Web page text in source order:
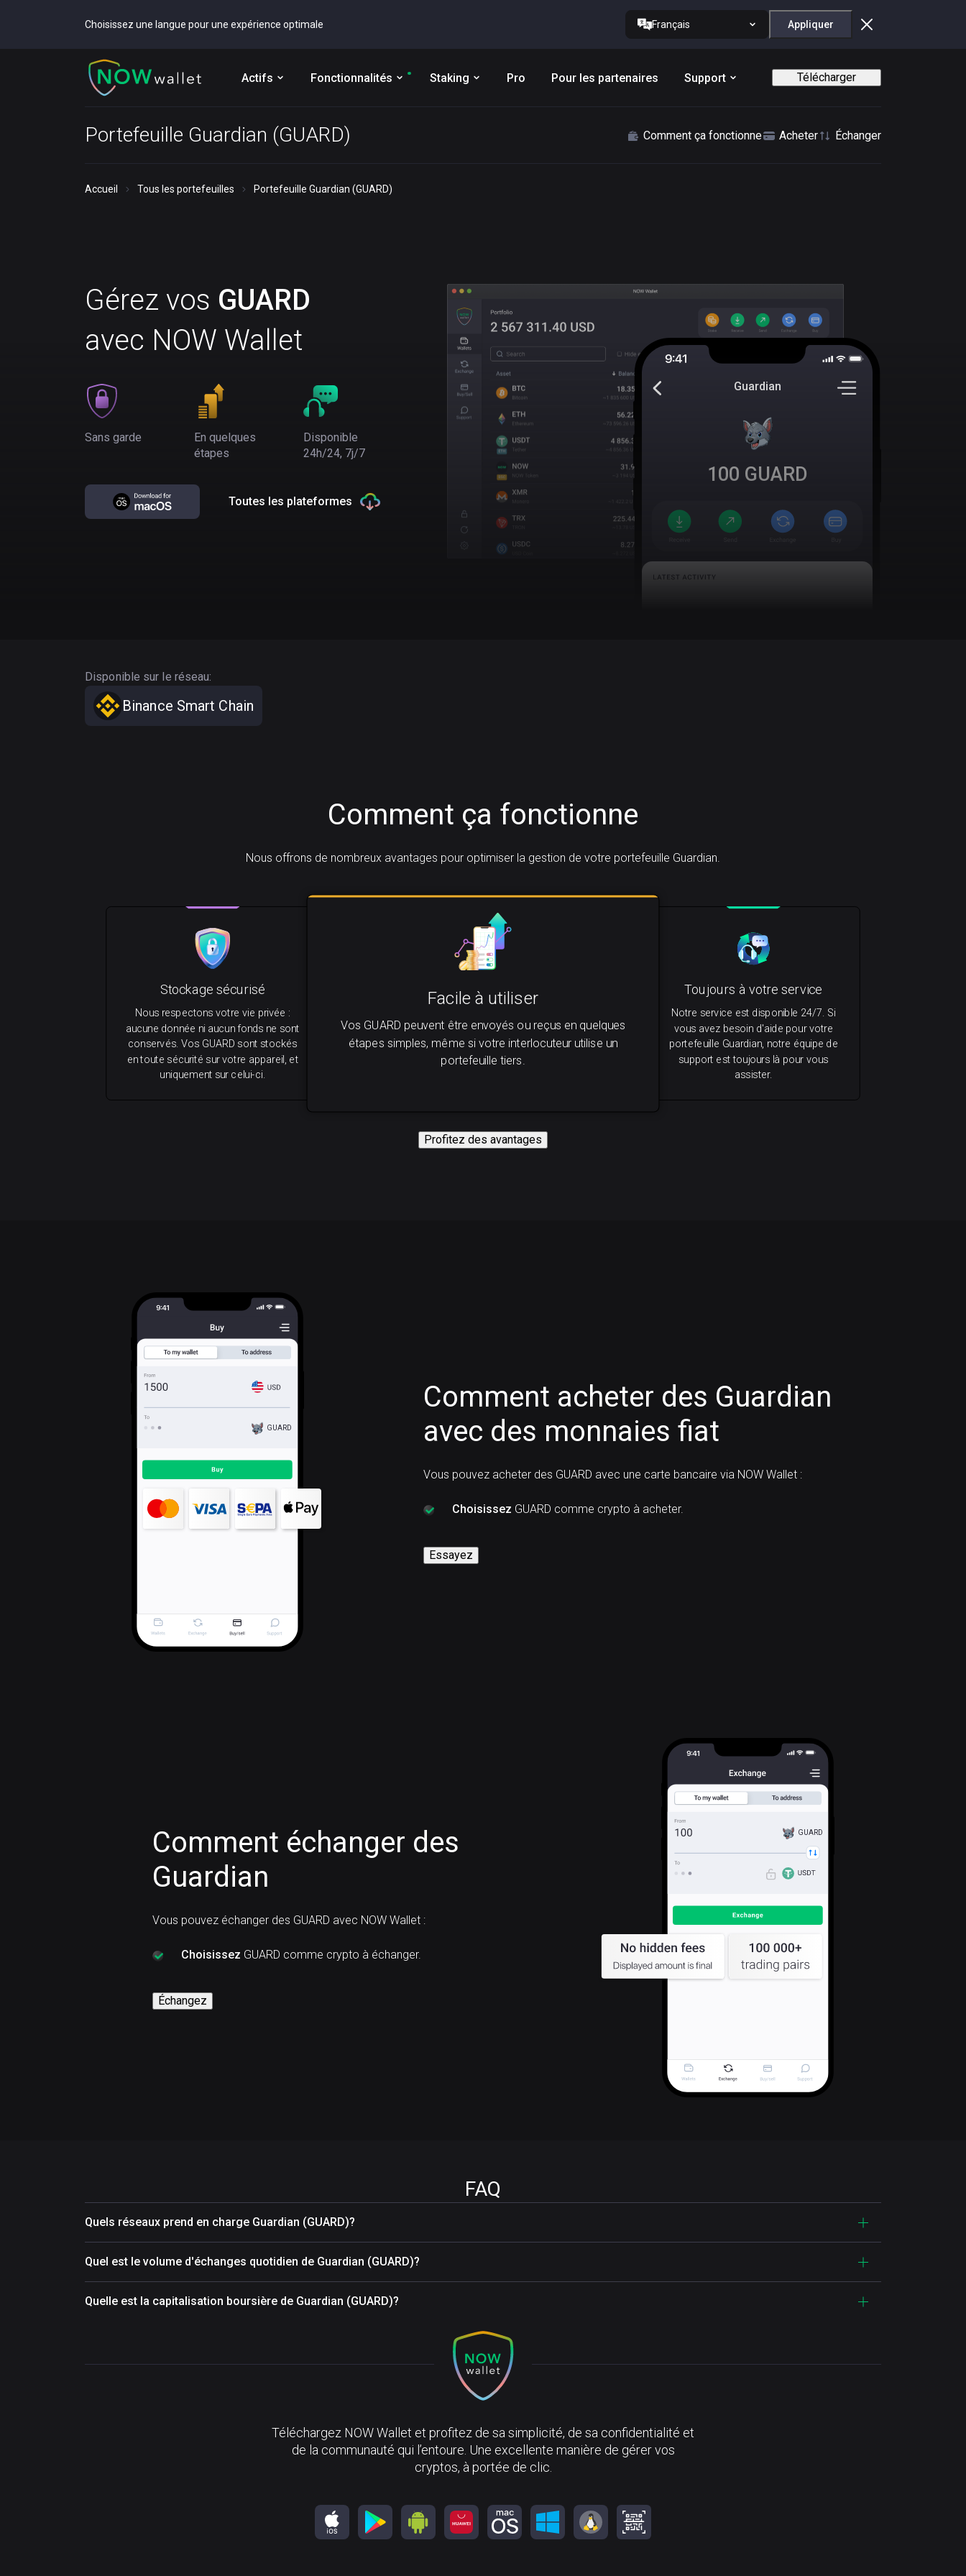
Choisissez une langue pour une expérience optimale Français Appliquer
Actifs Fonctionnalités Staking Pro Pour les partenaires Support Télécharger
Portefeuille Guardian (GUARD) Comment ça fonctionne Acheter Échanger
Accueil Tous les portefeuilles Portefeuille Guardian (GUARD)
Gérez vos GUARD
avec NOW Wallet
Sans garde
En quelques
étapes
Disponible
24h/24, 7j/7
Toutes les plateformes
Guardian
100 GUARD
Disponible sur le réseau:
Binance Smart Chain
Comment ça fonctionne
Nous offrons de nombreux avantages pour optimiser la gestion de votre portefeuille Guardian.
Facile à utiliser
Vos GUARD peuvent être envoyés ou reçus en quelques
étapes simples, même si votre interlocuteur utilise un
portefeuille tiers.
Toujours à votre service
Notre service est disponible 24/7. Si
vous avez besoin d'aide pour votre
portefeuille Guardian, notre équipe de
support est toujours là pour vous
assister.
Stockage sécurisé
Nous respectons votre vie privée :
aucune donnée ni aucun fonds ne sont
conservés. Vos GUARD sont stockés
en toute sécurité sur votre appareil, et
uniquement sur celui-ci.
Profitez des avantages
GUARD
Comment acheter des Guardian
avec des monnaies fiat
Vous pouvez acheter des GUARD avec une carte bancaire via NOW Wallet :
Choisissez GUARD comme crypto à acheter.
Essayez
GUARD
Comment échanger des
Guardian
Vous pouvez échanger des GUARD avec NOW Wallet :
Choisissez GUARD comme crypto à échanger.
Échangez
FAQ
Quels réseaux prend en charge Guardian (GUARD)?
Quel est le volume d'échanges quotidien de Guardian (GUARD)?
Quelle est la capitalisation boursière de Guardian (GUARD)?
Téléchargez NOW Wallet et profitez de sa simplicité, de sa confidentialité et
de la communauté qui l’entoure. Une excellente manière de gérer vos
cryptos, à portée de clic.